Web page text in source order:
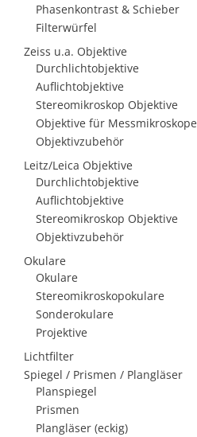
Phasenkontrast & Schieber
Filterwürfel
Zeiss u.a. Objektive
Durchlichtobjektive
Auflichtobjektive
Stereomikroskop Objektive
Objektive für Messmikroskope
Objektivzubehör
Leitz/Leica Objektive
Durchlichtobjektive
Auflichtobjektive
Stereomikroskop Objektive
Objektivzubehör
Okulare
Okulare
Stereomikroskopokulare
Sonderokulare
Projektive
Lichtfilter
Spiegel / Prismen / Plangläser
Planspiegel
Prismen
Plangläser (eckig)